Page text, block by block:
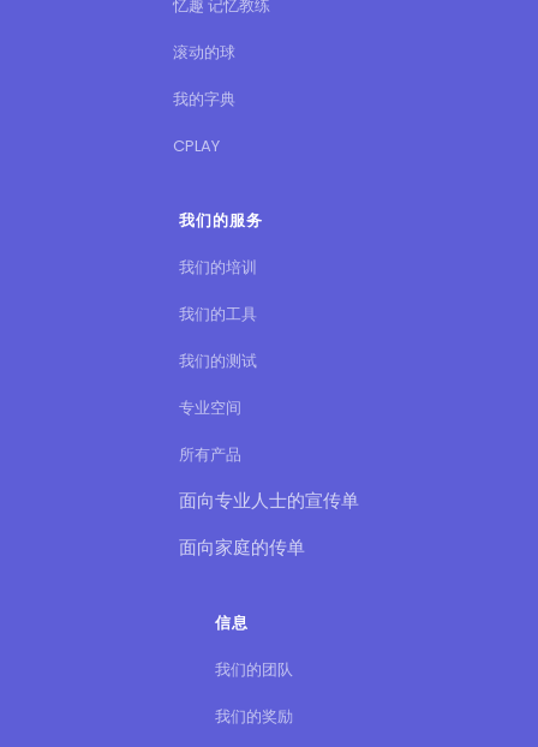
忆趣 记忆教练
滚动的球
我的字典
CPLAY
我们的服务
我们的培训
我们的工具
我们的测试
专业空间
所有产品
面向专业人士的宣传单
面向家庭的传单
信息
我们的团队
我们的奖励